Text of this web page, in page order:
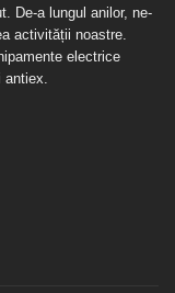
De-a lungul anilor, ne-
activității noastre.
electrice